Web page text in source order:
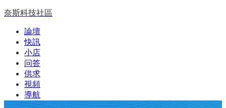
奈斯科技社區
論壇
快訊
小店
问答
供求
視頻
導航